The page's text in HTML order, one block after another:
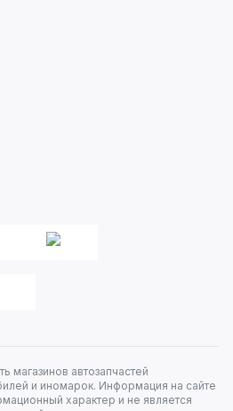
магазинов автозапчастей
и иномарок. Информация на сайте
характер и не является